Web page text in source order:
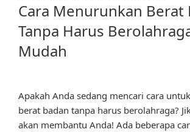
Cara Menurunkan Berat
Tanpa Harus
Mudah
Apakah Anda sedang mencari cara
berat badan tanpa harus berolahraga?
akan membantu Anda! Ada beberapa